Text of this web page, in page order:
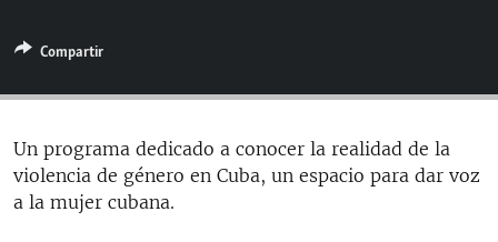
ESPECIALES
ESPECIALES
LA REALIDAD DE LA VIVIENDA EN CUBA
SER VIEJO EN CUBA
KENTU-CUBANO
MULTIMEDIA
EDITORIALES
SÍGUENOS
Compartir
Un programa dedicado a conocer la realidad de la
violencia de género en Cuba, un espacio para dar voz
a la mujer cubana.